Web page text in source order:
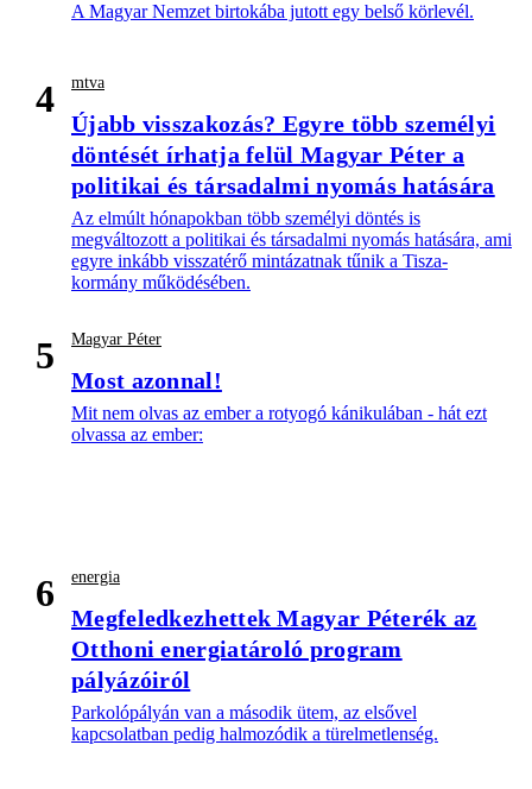
A Magyar Nemzet birtokába jutott egy belső körlevél.
4 mtva
Újabb visszakozás? Egyre több személyi
döntését írhatja felül Magyar Péter a
politikai és társadalmi nyomás hatására
Az elmúlt hónapokban több személyi döntés is
megváltozott a politikai és társadalmi nyomás hatására, ami
egyre inkább visszatérő mintázatnak tűnik a Tisza-
kormány működésében.
5 Magyar Péter
Most azonnal!
Mit nem olvas az ember a rotyogó kánikulában - hát ezt
olvassa az ember:
6 energia
Megfeledkezhettek Magyar Péterék az
Otthoni energiatároló program
pályázóiról
Parkolópályán van a második ütem, az elsővel
kapcsolatban pedig halmozódik a türelmetlenség.